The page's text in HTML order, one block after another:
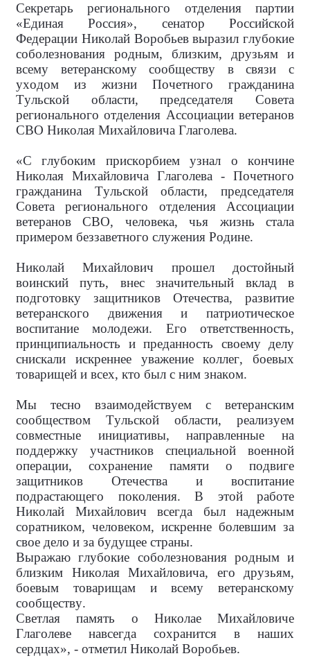
Секретарь регионального отделения партии
«Единая Россия», сенатор Российской
Федерации Николай Воробьев выразил глубокие
соболезнования родным, близким, друзьям и
всему ветеранскому сообществу в связи с
уходом из жизни Почетного гражданина
Тульской области, председателя Совета
регионального отделения Ассоциации ветеранов
СВО Николая Михайловича Глаголева.
«С глубоким прискорбием узнал о кончине
Николая Михайловича Глаголева - Почетного
гражданина Тульской области, председателя
Совета регионального отделения Ассоциации
ветеранов СВО, человека, чья жизнь стала
примером беззаветного служения Родине.
Николай Михайлович прошел достойный
воинский путь, внес значительный вклад в
подготовку защитников Отечества, развитие
ветеранского движения и патриотическое
воспитание молодежи. Его ответственность,
принципиальность и преданность своему делу
снискали искреннее уважение коллег, боевых
товарищей и всех, кто был с ним знаком.
Мы тесно взаимодействуем с ветеранским
сообществом Тульской области, реализуем
совместные инициативы, направленные на
поддержку участников специальной военной
операции, сохранение памяти о подвиге
защитников Отечества и воспитание
подрастающего поколения. В этой работе
Николай Михайлович всегда был надежным
соратником, человеком, искренне болевшим за
свое дело и за будущее страны.
Выражаю глубокие соболезнования родным и
близким Николая Михайловича, его друзьям,
боевым товарищам и всему ветеранскому
сообществу.
Светлая память о Николае Михайловиче
Глаголеве навсегда сохранится в наших
сердцах», - отметил Николай Воробьев.